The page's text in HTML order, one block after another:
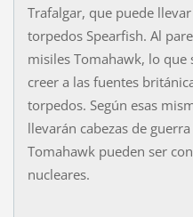
Trafalgar, que puede
torpedos Spearfish. Al
misiles Tomahawk, lo que
creer a las fuentes
torpedos. Según esas
llevarán cabezas de
Tomahawk pueden ser
nucleares.